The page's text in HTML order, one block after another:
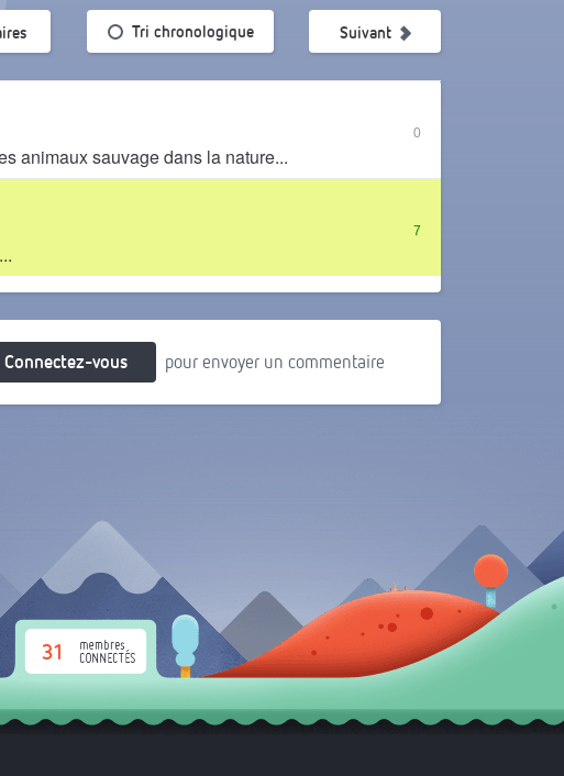
Tri chronologique Suivant
0
animaux sauvage dans la nature...
7
Connectez-vous pour envoyer un commentaire
31